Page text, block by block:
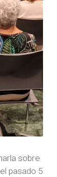
sobre
pasado 5